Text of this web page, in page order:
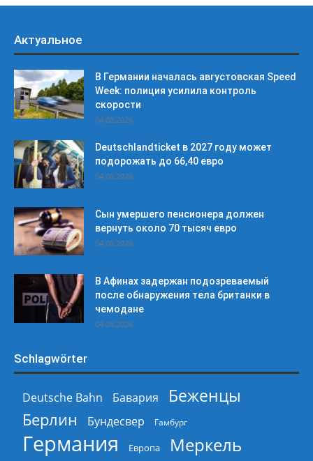
Актуальное
В Германии началась августовская Speed
Week: полиция усилила контроль
скорости
04.08.2026
Deutschlandticket в 2027 году может
подорожать до 66,40 евро
04.08.2026
Сын умершего пенсионера должен
вернуть около 70 тысяч евро
04.08.2026
В Афинах задержан подозреваемый
после обнаружения тела британки в
чемодане
04.08.2026
Schlagwörter
Deutsche Bahn Бавария
Беженцы
Берлин
Бундесвер Гамбург
Германия Европа Меркель